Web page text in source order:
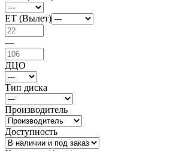
ET (Вылет)
—
ДЦО
Тип диска
Производитель
Доступность